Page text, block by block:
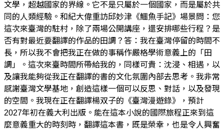
文學，超越國家的界線。它不是只屬於一個國家，而是屬於共
同的人類經驗。和紀大偉重訪邱妙津《鱷魚手記》場景問：您
這次來臺灣的駐村，除了兩場公開講座，還安排哪些行程？是
否有對最近要翻譯的作品的田調？答：我在臺灣停留的時間不
長，所以我不會把我正在做的事稱作嚴格學術意義上的「田
調」。這次來臺時間所帶給我的，同樣可貴：沈浸、相遇，以
及讓我能夠從我正在翻譯的書的文化氛圍內部去思考。我非常
感謝臺灣文學基地，創造這樣一個可以反思、對話，以及發現
的空間。我現在正在翻譯楊双子的《臺灣漫遊錄》，預計
2027年初在義大利出版。能在這本小說的國際旅程正來到這
麼意義重大的時刻時，翻譯這本書，既是榮幸，也是令人興奮